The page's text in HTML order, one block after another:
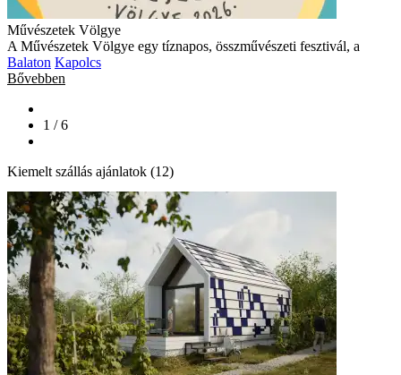
Művészetek Völgye
A Művészetek Völgye egy tíznapos, összművészeti fesztivál, a
Balaton Kapolcs
Bővebben
1 / 6
Kiemelt szállás ajánlatok (12)